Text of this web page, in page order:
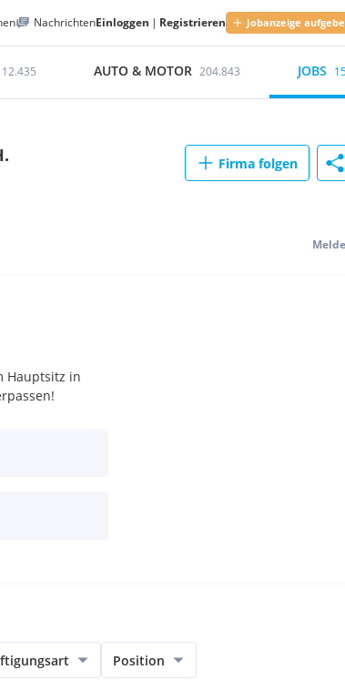
NachrichtenEinloggen | Registrieren Jobanzeige
AUTO & MOTOR 204.843 JOBS
Firma folgen
Hauptsitz in
Position